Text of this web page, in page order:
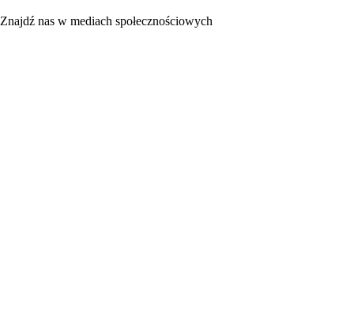
Znajdź nas w mediach społecznościowych